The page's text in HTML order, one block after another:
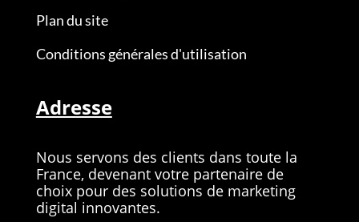
Plan du site
Conditions générales d'utilisation
Adresse
Nous servons des clients dans toute la
France, devenant votre partenaire de
choix pour des solutions de marketing
digital innovantes.